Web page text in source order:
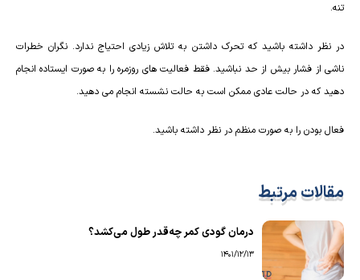
تنه.
در نظر داشته باشید که تحرک داشتن به تلاش زیادی احتیاج ندارد. نگران خطرات
ناشی از فشار بیش از حد نباشید. فقط فعالیت های روزمره را به صورت ایستاده انجام
دهید که در حالت عادی ممکن است به حالت نشسته انجام می دهید.
فعال بودن را به صورت منظم در نظر داشته باشید.
مقالات مرتبط
درمان گودی کمر چه‌قدر طول می‌کشد؟
1401/12/13